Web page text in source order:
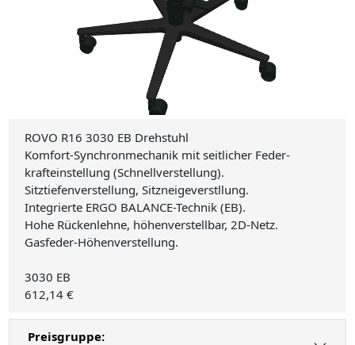
ROVO R16 3030 EB Drehstuhl
Komfort-Synchronmechanik mit seitlicher Feder-
krafteinstellung (Schnellverstellung).
Sitztiefenverstellung, Sitzneigeverstllung.
Integrierte ERGO BALANCE-Technik (EB).
Hohe Rückenlehne, höhenverstellbar, 2D-Netz.
Gasfeder-Höhenverstellung.
3030 EB
612,14 €
Preisgruppe: